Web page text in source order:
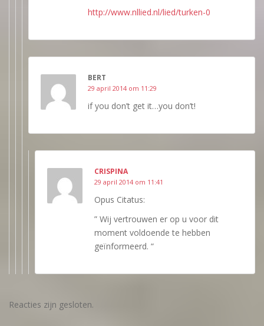
http://www.nllied.nl/lied/turken-0
BERT
29 april 2014 om 11:29
if you don’t get it…you don’t!
CRISPINA
29 april 2014 om 11:41
Opus Citatus:
” Wij vertrouwen er op u voor dit
moment voldoende te hebben
geïnformeerd. “
Reacties zijn gesloten.